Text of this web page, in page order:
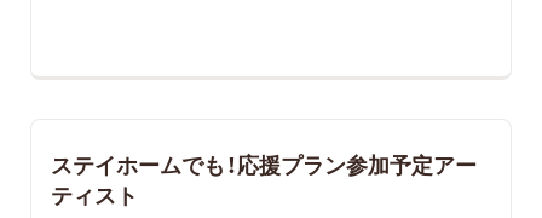
ステイホームでも！応援プラン参加予定アー
ティスト